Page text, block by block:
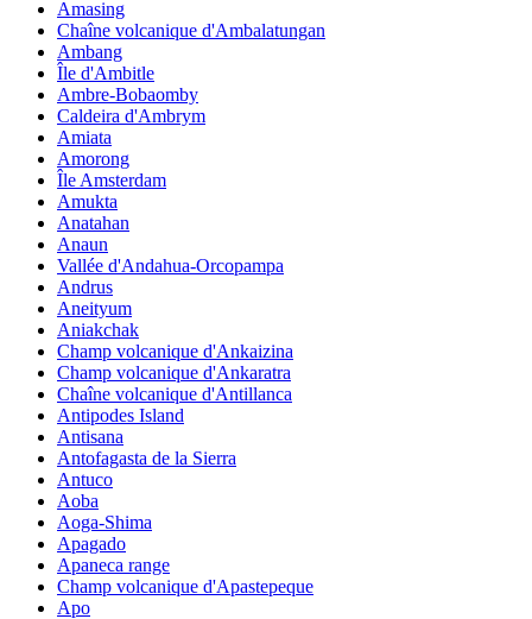
Amasing
Chaîne volcanique d'Ambalatungan
Ambang
Île d'Ambitle
Ambre-Bobaomby
Caldeira d'Ambrym
Amiata
Amorong
Île Amsterdam
Amukta
Anatahan
Anaun
Vallée d'Andahua-Orcopampa
Andrus
Aneityum
Aniakchak
Champ volcanique d'Ankaizina
Champ volcanique d'Ankaratra
Chaîne volcanique d'Antillanca
Antipodes Island
Antisana
Antofagasta de la Sierra
Antuco
Aoba
Aoga-Shima
Apagado
Apaneca range
Champ volcanique d'Apastepeque
Apo